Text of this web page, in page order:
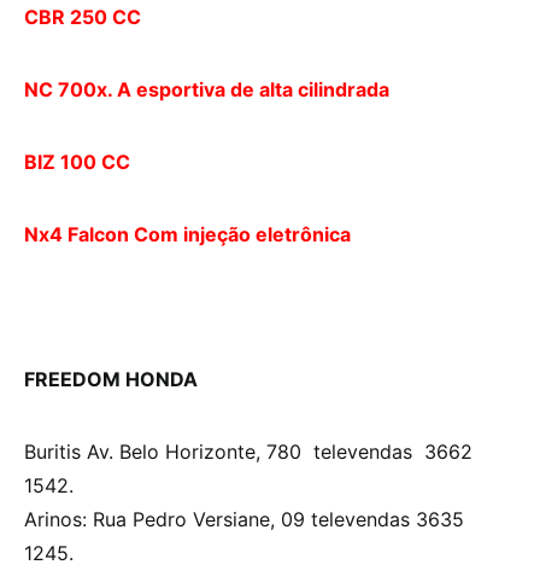
CBR 250 CC
NC 700x. A esportiva de alta cilindrada
BIZ 100 CC
Nx4 Falcon Com injeção eletrônica
FREEDOM HONDA
Buritis Av. Belo Horizonte, 780 televendas 3662
1542.
Arinos: Rua Pedro Versiane, 09 televendas 3635
1245.